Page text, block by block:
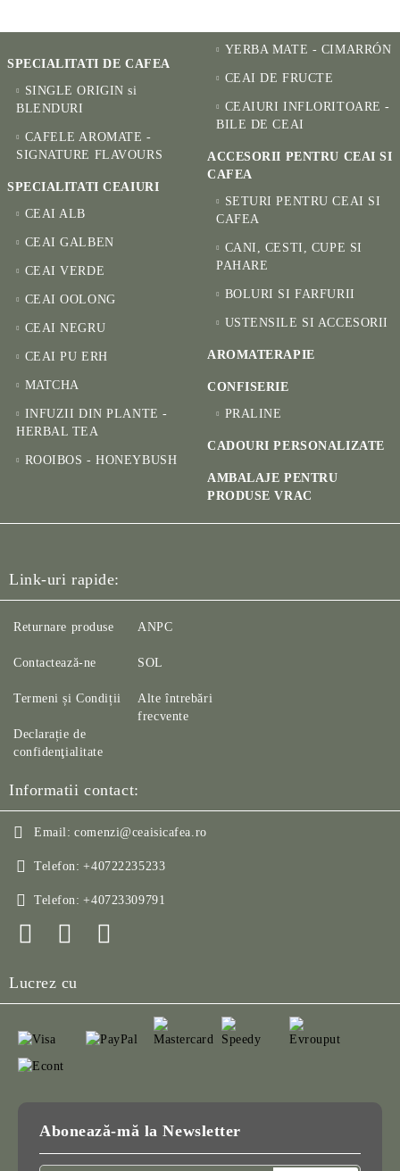
SPECIALITATI DE CAFEA
SINGLE ORIGIN si
BLENDURI
CAFELE AROMATE -
SIGNATURE FLAVOURS
SPECIALITATI CEAIURI
CEAI ALB
CEAI GALBEN
CEAI VERDE
CEAI OOLONG
CEAI NEGRU
CEAI PU ERH
MATCHA
INFUZII DIN PLANTE -
HERBAL TEA
ROOIBOS - HONEYBUSH
YERBA MATE - CIMARRÓN
CEAI DE FRUCTE
CEAIURI INFLORITOARE -
BILE DE CEAI
ACCESORII PENTRU CEAI SI
CAFEA
SETURI PENTRU CEAI SI
CAFEA
CANI, CESTI, CUPE SI
PAHARE
BOLURI SI FARFURII
USTENSILE SI ACCESORII
AROMATERAPIE
CONFISERIE
PRALINE
CADOURI PERSONALIZATE
AMBALAJE PENTRU
PRODUSE VRAC
Link-uri rapide:
Returnare produse
Contactează-ne
Termeni și Condiții
Declarație de
confidenţialitate
ANPC
SOL
Alte întrebări
frecvente
Informatii contact:
Email: comenzi@ceaisicafea.ro
Telefon: +40722235233
Telefon: +40723309791
Lucrez cu
Abonează-mă la Newsletter